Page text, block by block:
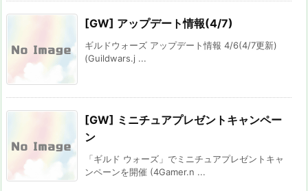
[GW] アップデート情報(4/7)
ギルドウォーズ アップデート情報 4/6(4/7更新)
(Guildwars.j ...
[GW] ミニチュアプレゼントキャンペー
ン
「ギルド ウォーズ」でミニチュアプレゼントキャ
ンペーンを開催 (4Gamer.n ...